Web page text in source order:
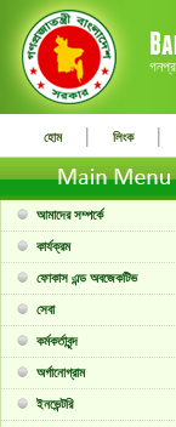
হোম | লিংক |
আমাদের সম্পর্কে
কার্যক্রম
ফোকাস এন্ড অবজেকটিভ
সেবা
কর্মকর্তাবৃন্দ
অর্গানোগ্রাম
ইনভেন্টরি